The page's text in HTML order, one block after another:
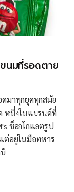
นมที่รอดตาย
ดมาทุกยุคทุกสมัย
หนึ่งในแบรนด์ที่
ช็อกโกแลตรูป
ต่อยู่ในมือทหาร